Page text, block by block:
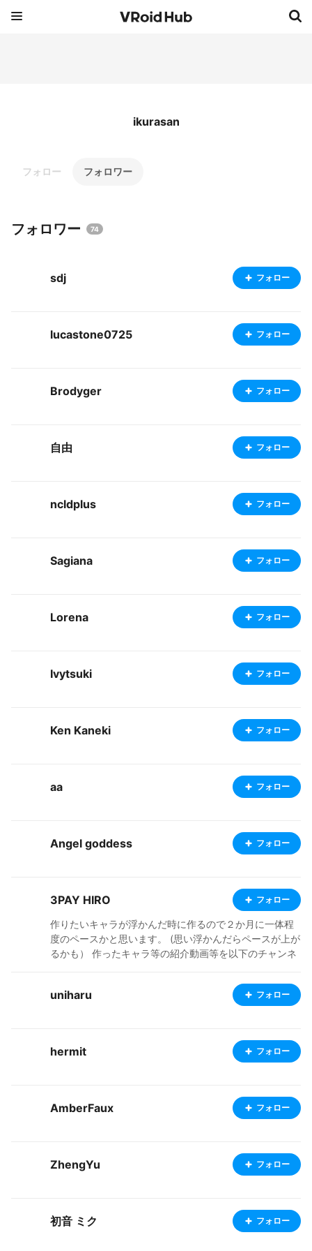
ikurasan
フォロー フォロワー
フォロワー 74
sdj フォロー
lucastone0725 フォロー
Brodyger フォロー
自由 フォロー
ncldplus フォロー
Sagiana フォロー
Lorena フォロー
Ivytsuki フォロー
Ken Kaneki フォロー
aa フォロー
Angel goddess フォロー
3PAY HIRO フォロー
作りたいキャラが浮かんだ時に作るので２か月に一体程
度のペースかと思います。 (思い浮かんだらペースが上が
るかも） 作ったキャラ等の紹介動画等を以下のチャンネ
unds ・X(Twitter) ID: @3payHiro 呟きません。 ・制作
環境 VRoidStudio Metasequoia VRM-PartsAdder(Metas
操作方を忘れるｗいつか集中してちゃんと使いたい） Cli
p Studio Paint Wacom INTUOS CTH-680 好きなai:ジェ
uniharu フォロー
hermit フォロー
AmberFaux フォロー
ZhengYu フォロー
初音 ミク フォロー